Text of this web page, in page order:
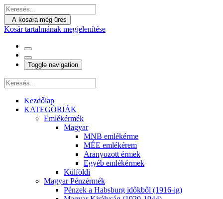
A kosara még üres
Kosár tartalmának megjelenítése
Toggle navigation
Kezdőlap
KATEGÓRIÁK
Emlékérmék
Magyar
MNB emlékérme
MÉE emlékérem
Aranyozott érmek
Egyéb emlékérmek
Külföldi
Magyar Pénzérmék
Pénzek a Habsburg időkből (1916-ig)